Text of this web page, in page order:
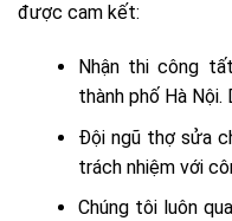
được cam kết:
Nhận thi công
thành phố Hà Nội.
Đội ngũ thợ sửa
trách nhiệm với
Chúng tôi luôn